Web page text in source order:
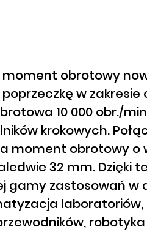
obrotowy
poprzeczkę w
10 000 obr./
krokowych.
moment obrotowy o
32 mm. Dzięki
gamy zastosowań w